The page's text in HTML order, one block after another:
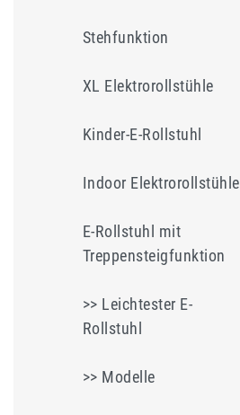
Stehfunktion
XL Elektrorollstühle
Kinder-E-Rollstuhl
Indoor Elektrorollstühle
E-Rollstuhl mit
Treppensteigfunktion
>> Leichtester E-
Rollstuhl
>> Modelle